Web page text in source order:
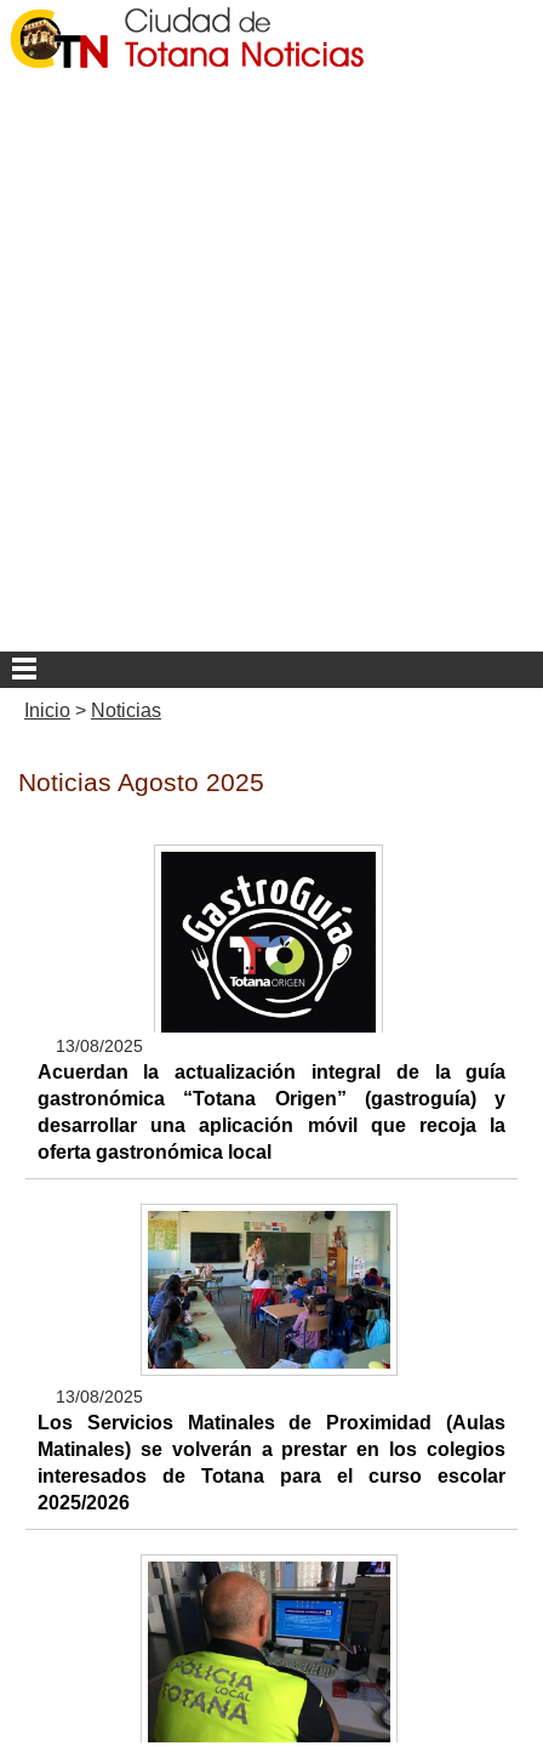
Inicio > Noticias
Noticias Agosto 2025
13/08/2025
Acuerdan la actualización integral de la guía
gastronómica “Totana Origen” (gastroguía) y
desarrollar una aplicación móvil que recoja la
oferta gastronómica local
13/08/2025
Los Servicios Matinales de Proximidad (Aulas
Matinales) se volverán a prestar en los colegios
interesados de Totana para el curso escolar
2025/2026